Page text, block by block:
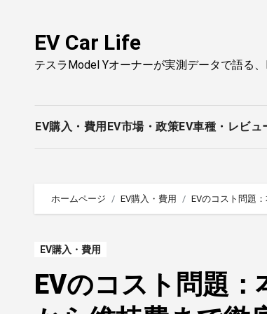
EV Car Life
テスラModel Yオーナーが実測データで語る
EV購入・費用 EV市場・政策EV車種・レビュ
ホームページ EV購入・費用 EVのコスト問題
EV購入・費用
EVのコスト問題